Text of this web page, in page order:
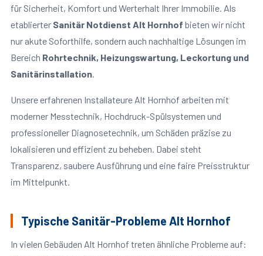
für Sicherheit, Komfort und Werterhalt Ihrer Immobilie. Als
etablierter Sanitär Notdienst Alt Hornhof bieten wir nicht
nur akute Soforthilfe, sondern auch nachhaltige Lösungen im
Bereich Rohrtechnik, Heizungswartung, Leckortung und
Sanitärinstallation.
Unsere erfahrenen Installateure Alt Hornhof arbeiten mit
moderner Messtechnik, Hochdruck-Spülsystemen und
professioneller Diagnosetechnik, um Schäden präzise zu
lokalisieren und effizient zu beheben. Dabei steht
Transparenz, saubere Ausführung und eine faire Preisstruktur
im Mittelpunkt.
Typische Sanitär-Probleme Alt Hornhof
In vielen Gebäuden Alt Hornhof treten ähnliche Probleme auf: